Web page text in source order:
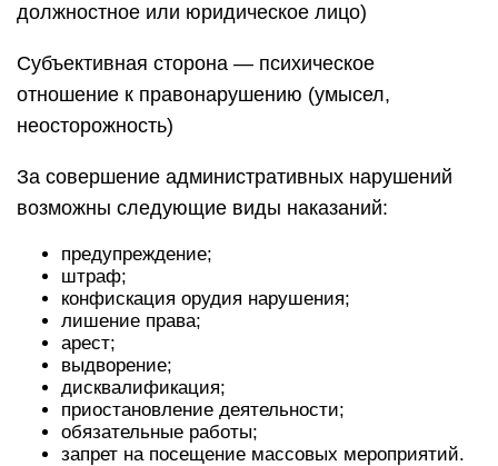
должностное или юридическое лицо)
Субъективная сторона — психическое
отношение к правонарушению (умысел,
неосторожность)
За совершение административных нарушений
возможны следующие виды наказаний:
предупреждение;
штраф;
конфискация орудия нарушения;
лишение права;
арест;
выдворение;
дисквалификация;
приостановление деятельности;
обязательные работы;
запрет на посещение массовых мероприятий.